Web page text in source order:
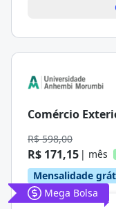
Comércio
R$ 598,00
R$ 171,15 | mês
Mensalidade
Mega Bolsa